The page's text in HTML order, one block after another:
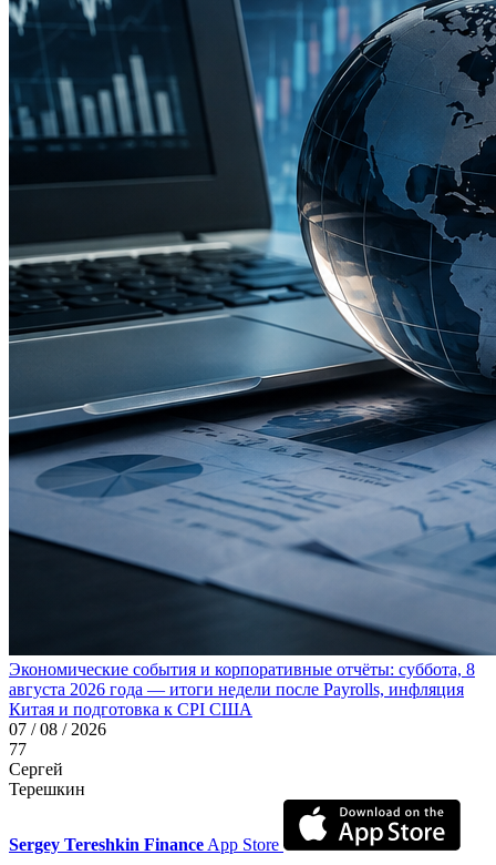
Экономические события и корпоративные отчёты: суббота, 8
августа 2026 года — итоги недели после Payrolls, инфляция
Китая и подготовка к CPI США
07 / 08 / 2026
77
Сергей
Терешкин
Sergey Tereshkin Finance App Store